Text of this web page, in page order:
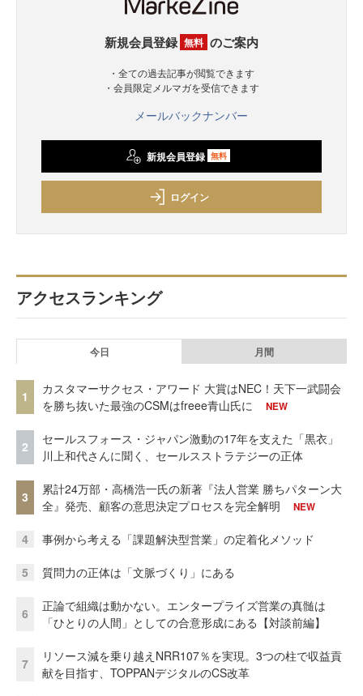
新規会員登録 無料 のご案内
・全ての過去記事が閲覧できます
・会員限定メルマガを受信できます
メールバックナンバー
新規会員登録 無料
ログイン
アクセスランキング
今日 月間
1
カスタマーサクセス・アワード 大賞はNEC！天下一武闘会
を勝ち抜いた最強のCSMはfreee青山氏に
NEW
2
セールスフォース・ジャパン激動の17年を支えた「黒衣」
川上和代さんに聞く、セールスストラテジーの正体
3
累計24万部・高橋浩一氏の新著『法人営業 勝ちパターン大
全』発売、顧客の意思決定プロセスを完全解明
NEW
4 事例から考える「課題解決型営業」の定着化メソッド
5 質問力の正体は「文脈づくり」にある
6
正論で組織は動かない。エンタープライズ営業の真髄は
「ひとりの人間」としての合意形成にある【対談前編】
7
リソース減を乗り越えNRR107％を実現。3つの柱で収益貢
献を目指す、TOPPANデジタルのCS改革